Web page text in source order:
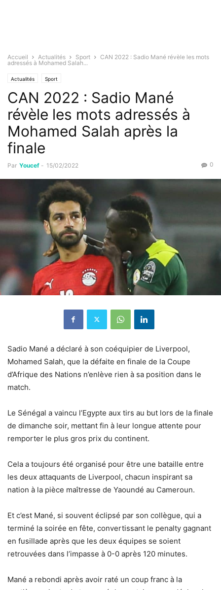
Accueil Actualités Sport
CAN 2022 : Sadio Mané révèle les mots
adressés à Mohamed Salah...
Actualités Sport
CAN 2022 : Sadio Mané
révèle les mots adressés à
Mohamed Salah après la
finale
Par Youcef - 15/02/2022 0
Sadio Mané a déclaré à son coéquipier de Liverpool,
Mohamed Salah, que la défaite en finale de la Coupe
d’Afrique des Nations n’enlève rien à sa position dans le
match.
Le Sénégal a vaincu l’Egypte aux tirs au but lors de la finale
de dimanche soir, mettant fin à leur longue attente pour
remporter le plus gros prix du continent.
Cela a toujours été organisé pour être une bataille entre
les deux attaquants de Liverpool, chacun inspirant sa
nation à la pièce maîtresse de Yaoundé au Cameroun.
Et c’est Mané, si souvent éclipsé par son collègue, qui a
terminé la soirée en fête, convertissant le penalty gagnant
en fusillade après que les deux équipes se soient
retrouvées dans l’impasse à 0-0 après 120 minutes.
Mané a rebondi après avoir raté un coup franc à la